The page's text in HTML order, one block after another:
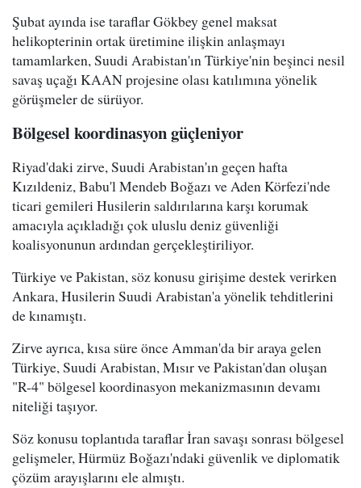
Şubat ayında ise taraflar Gökbey genel maksat
helikopterinin ortak üretimine ilişkin anlaşmayı
tamamlarken, Suudi Arabistan'ın Türkiye'nin beşinci nesil
savaş uçağı KAAN projesine olası katılımına yönelik
görüşmeler de sürüyor.
Bölgesel koordinasyon güçleniyor
Riyad'daki zirve, Suudi Arabistan'ın geçen hafta
Kızıldeniz, Babu'l Mendeb Boğazı ve Aden Körfezi'nde
ticari gemileri Husilerin saldırılarına karşı korumak
amacıyla açıkladığı çok uluslu deniz güvenliği
koalisyonunun ardından gerçekleştiriliyor.
Türkiye ve Pakistan, söz konusu girişime destek verirken
Ankara, Husilerin Suudi Arabistan'a yönelik tehditlerini
de kınamıştı.
Zirve ayrıca, kısa süre önce Amman'da bir araya gelen
Türkiye, Suudi Arabistan, Mısır ve Pakistan'dan oluşan
"R-4" bölgesel koordinasyon mekanizmasının devamı
niteliği taşıyor.
Söz konusu toplantıda taraflar İran savaşı sonrası bölgesel
gelişmeler, Hürmüz Boğazı'ndaki güvenlik ve diplomatik
çözüm arayışlarını ele almıştı.